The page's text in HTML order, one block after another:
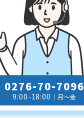
0276-70-7096
9:00-18:00 ｜月～金